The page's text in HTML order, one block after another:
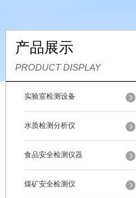
产品展示
PRODUCT DISPLAY
实验室检测设备
水质检测分析仪
食品安全检测仪器
煤矿安全检测仪